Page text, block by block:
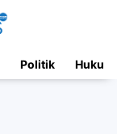
Politik Hukum